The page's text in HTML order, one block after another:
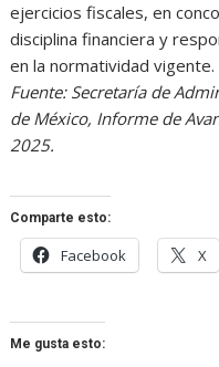
ejercicios fiscales, en
disciplina financiera y
en la normatividad vigente.
Fuente: Secretaría de
de México, Informe de
2025.
Comparte esto:
Facebook X
Me gusta esto: